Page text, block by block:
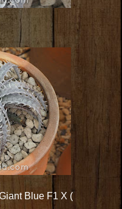
Blue F1 X (